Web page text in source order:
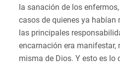
la sanación de los
casos de quienes ya habían
las principales
encarnación era manifestar,
misma de Dios. Y esto es lo